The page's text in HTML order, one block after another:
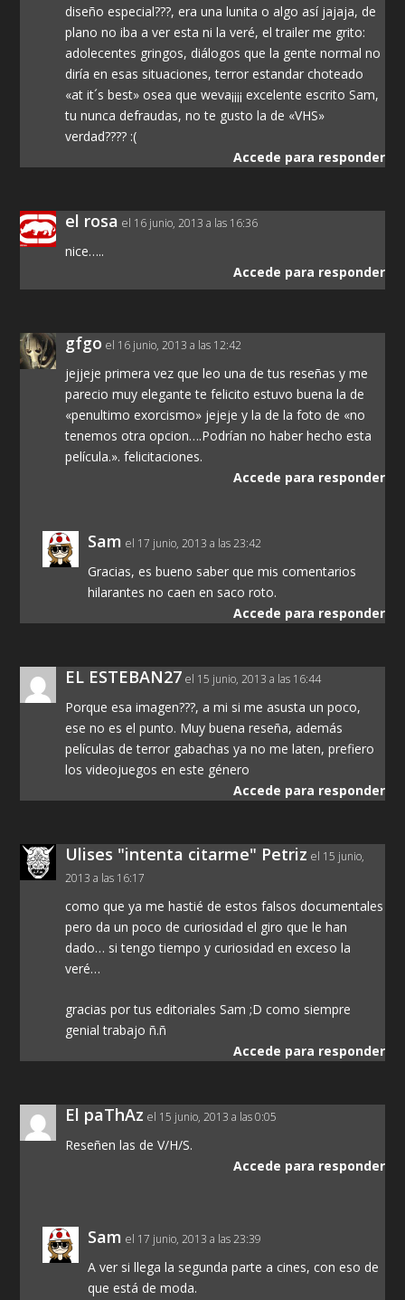
diseño especial???, era una lunita o algo así jajaja, de
plano no iba a ver esta ni la veré, el trailer me grito:
adolecentes gringos, diálogos que la gente normal no
diría en esas situaciones, terror estandar choteado
«at it´s best» osea que weva¡¡¡¡ excelente escrito Sam,
tu nunca defraudas, no te gusto la de «VHS»
verdad???? :(
Accede para responder
el rosa el 16 junio, 2013 a las 16:36
nice…..
Accede para responder
gfgo el 16 junio, 2013 a las 12:42
jejjeje primera vez que leo una de tus reseñas y me
parecio muy elegante te felicito estuvo buena la de
«penultimo exorcismo» jejeje y la de la foto de «no
tenemos otra opcion….Podrían no haber hecho esta
película.». felicitaciones.
Accede para responder
Sam el 17 junio, 2013 a las 23:42
Gracias, es bueno saber que mis comentarios
hilarantes no caen en saco roto.
Accede para responder
EL ESTEBAN27 el 15 junio, 2013 a las 16:44
Porque esa imagen???, a mi si me asusta un poco,
ese no es el punto. Muy buena reseña, además
películas de terror gabachas ya no me laten, prefiero
los videojuegos en este género
Accede para responder
Ulises "intenta citarme" Petriz el 15 junio,
2013 a las 16:17
como que ya me hastié de estos falsos documentales
pero da un poco de curiosidad el giro que le han
dado… si tengo tiempo y curiosidad en exceso la
veré…
gracias por tus editoriales Sam ;D como siempre
genial trabajo ñ.ñ
Accede para responder
El paThAz el 15 junio, 2013 a las 0:05
Reseñen las de V/H/S.
Accede para responder
Sam el 17 junio, 2013 a las 23:39
A ver si llega la segunda parte a cines, con eso de
que está de moda.